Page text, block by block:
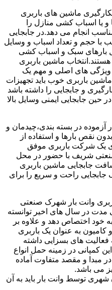
ماشین های باربری
یا اسباب کشی منازل را
انجام می دهد.در جابجایی
با حجم و تعداد اسباب و وسایل
بارهای سبک و اسباب کشی
ماشین باربری
های اصلی و مهم یک
باربری خوب باید تجهیزات
و جابجایی را داشته باشد
حین جابجایی ایمنی وسایل بالا
آزموده در بسته بندی،چیدمان و
نقص بارها و استفاده از
یک شرکت باربری موفق
شریف با حضور در محل
جابجایی ماشین باربری
جابجایی راحت و سریع را برای
وانت بار شهرک صنعتی
در سال های اخیر توانسته
خود اختصاص دهد و علاوه بر
به عنوان یک باربری
فعالیت های بسزایی داشته
کمپانی در زمینه حمل انواع
مبدا و مقصد متفاوت آماده
می باشد.
توسط وانت بار باید به آن